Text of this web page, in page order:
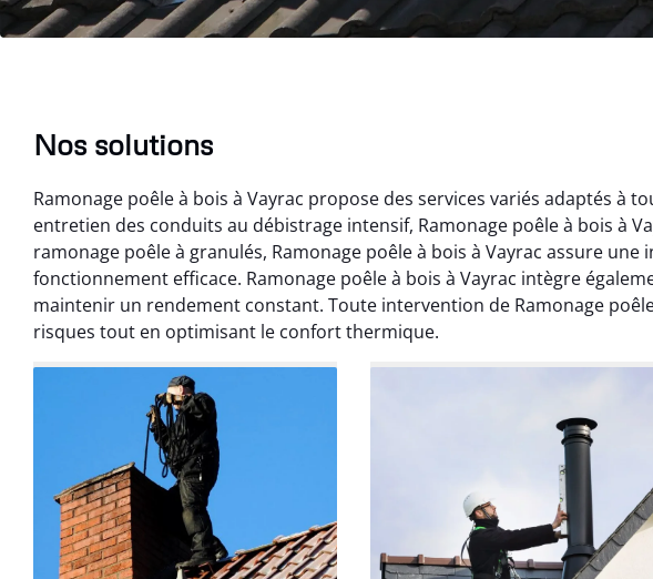
Nos solutions
Ramonage poêle à bois à Vayrac propose des services variés adaptés à
entretien des conduits au débistrage intensif, Ramonage poêle à bois à
ramonage poêle à granulés, Ramonage poêle à bois à Vayrac assure
fonctionnement efficace. Ramonage poêle à bois à Vayrac intègre
maintenir un rendement constant. Toute intervention de Ramonage
risques tout en optimisant le confort thermique.
Ramonage débistrage réalisé dans
les règles. Travail efficace, propre et
sans mauvaise surprise. Je
recommande.